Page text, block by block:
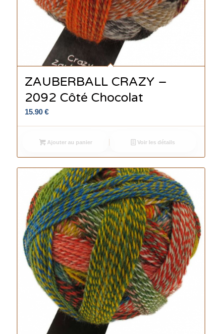
ZAUBERBALL CRAZY –
2092 Côté Chocolat
15.90 €
Ajouter au panier Voir les détails